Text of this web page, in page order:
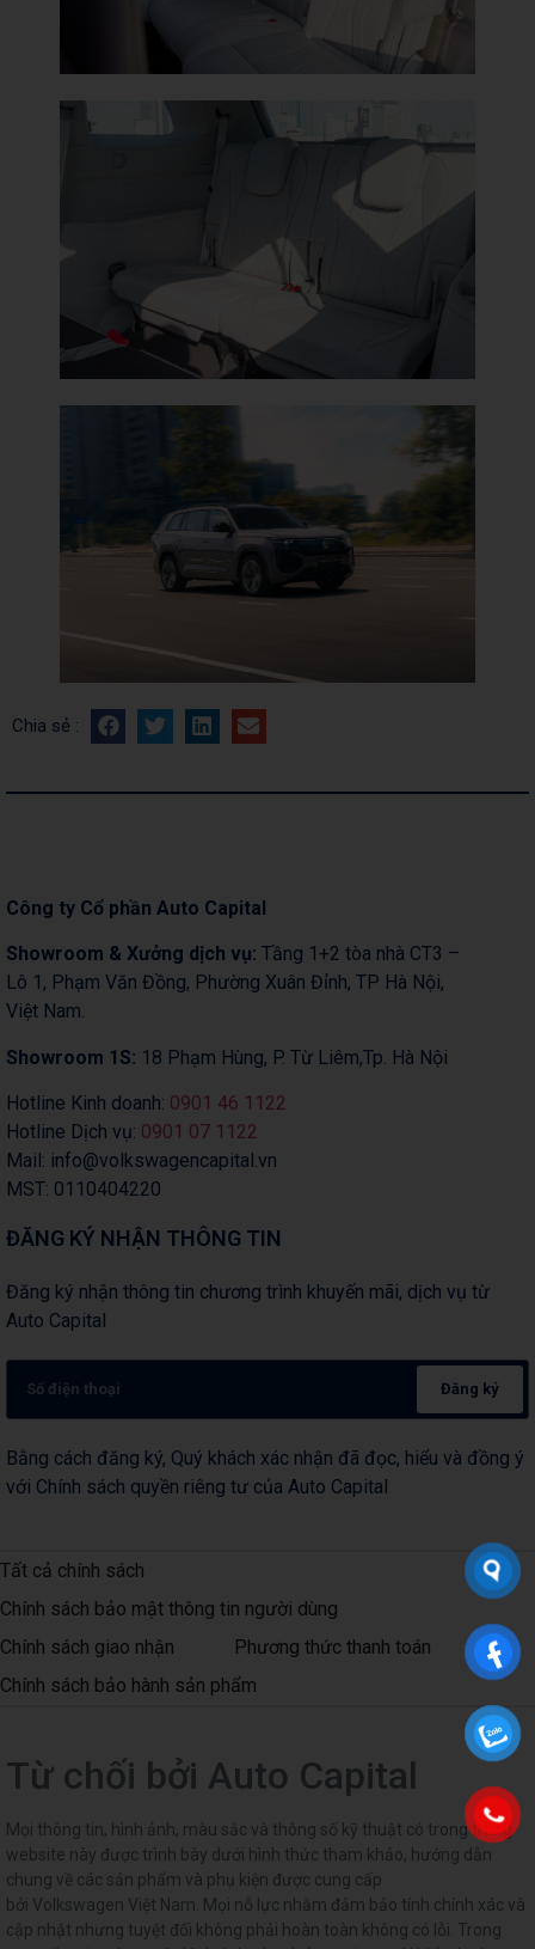
Chia sẻ :
Công ty Cổ phần Auto Capital
Showroom & Xưởng dịch vụ: Tầng 1+2 tòa nhà CT3 –
Lô 1, Phạm Văn Đồng, Phường Xuân Đỉnh, TP Hà Nội,
Việt Nam.
Showroom 1S: 18 Phạm Hùng, P. Từ Liêm,Tp. Hà Nội
Hotline Kinh doanh: 0901 46 1122
Hotline Dịch vụ: 0901 07 1122
Mail: info@volkswagencapital.vn
MST: 0110404220
ĐĂNG KÝ NHẬN THÔNG TIN
Đăng ký nhận thông tin chương trình khuyến mãi, dịch vụ từ
Auto Capital
Đăng ký
Bằng cách đăng ký, Quý khách xác nhận đã đọc, hiểu và đồng ý
với Chính sách quyền riêng tư của Auto Capital
Tất cả chính sách
Chính sách bảo mật thông tin người dùng
Chính sách giao nhận
Phương thức thanh toán
Chính sách bảo hành sản phẩm
Từ chối bởi Auto Capital
Mọi thông tin, hình ảnh, màu sắc và thông số kỹ thuật có trong trang
website này được trình bày dưới hình thức tham khảo, hướng dẫn
chung về các sản phẩm và phụ kiện được cung cấp
bởi Volkswagen Việt Nam. Mọi nỗ lực nhằm đảm bảo tính chính xác và
cập nhật nhưng tuyệt đối không phải hoàn toàn không có lỗi. Trong